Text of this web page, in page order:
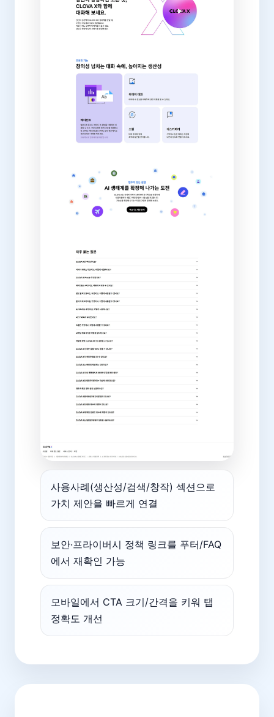
사용사례(생산성/검색/창작) 섹션으로
가치 제안을 빠르게 연결
보안·프라이버시 정책 링크를 푸터/FAQ
에서 재확인 가능
모바일에서 CTA 크기/간격을 키워 탭
정확도 개선